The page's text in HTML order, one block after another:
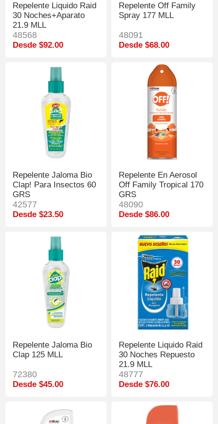
Repelente Liquido Raid
30 Noches+Aparato
21.9 MLL
48568
Desde $92.00
Repelente Off Family
Spray 177 MLL
48091
Desde $68.00
Repelente Jaloma Bio
Clap! Para Insectos 60
GRS
42577
Desde $23.50
Repelente En Aerosol
Off Family Tropical 170
GRS
48090
Desde $86.00
Repelente Jaloma Bio
Clap 125 MLL
72380
Desde $45.00
Repelente Liquido Raid
30 Noches Repuesto
21.9 MLL
48777
Desde $76.00